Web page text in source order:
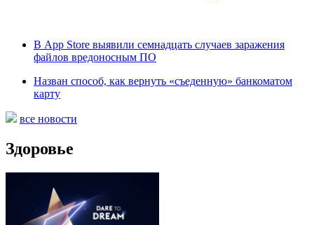
В App Store выявили семнадцать случаев заражения
файлов вредоносным ПО
Назван способ, как вернуть «съеденную» банкоматом
карту
все новости
Здоровье